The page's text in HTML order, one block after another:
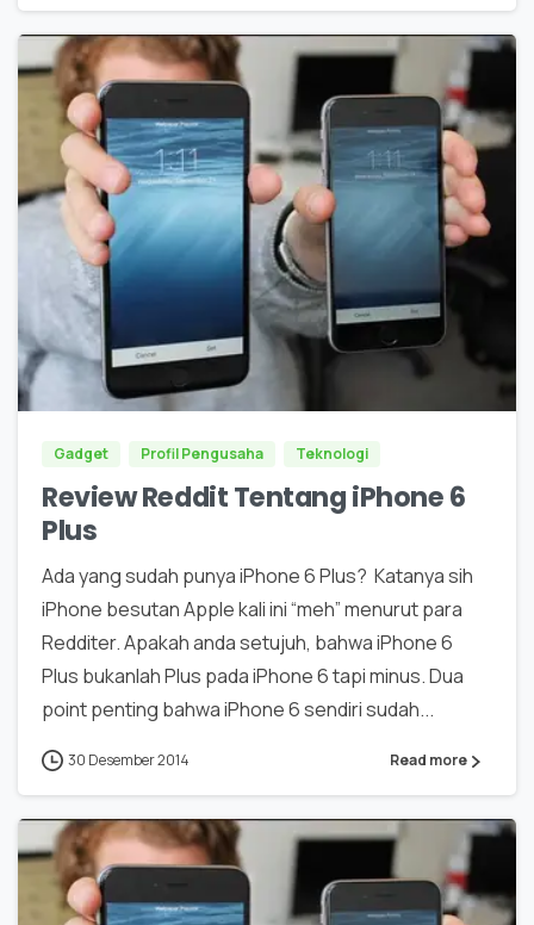
0
Gadget Profil Pengusaha Teknologi
Review Reddit Tentang iPhone 6
Plus
Ada yang sudah punya iPhone 6 Plus? Katanya sih
iPhone besutan Apple kali ini “meh” menurut para
Redditer. Apakah anda setujuh, bahwa iPhone 6
Plus bukanlah Plus pada iPhone 6 tapi minus. Dua
point penting bahwa iPhone 6 sendiri sudah...
30 Desember 2014 Read more